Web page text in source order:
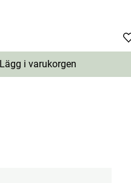
Lägg i varukorgen